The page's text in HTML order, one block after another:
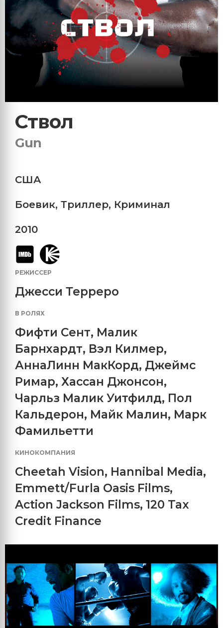
Ствол
Gun
США
Боевик, Триллер, Криминал
2010
РЕЖИССЕР
Джесси Терреро
В РОЛЯХ
Фифти Сент, Малик
Барнхардт, Вэл Килмер,
АннаЛинн МакКорд, Джеймс
Римар, Хассан Джонсон,
Чарльз Малик Уитфилд, Пол
Кальдерон, Майк Малин, Марк
Фамильетти
КИНОКОМПАНИЯ
Cheetah Vision, Hannibal Media,
Emmett/Furla Oasis Films,
Action Jackson Films, 120 Tax
Credit Finance